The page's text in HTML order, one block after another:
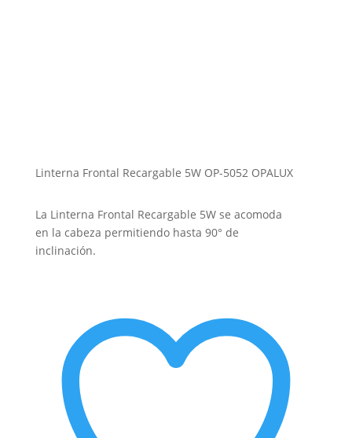
Linterna Frontal Recargable 5W OP-5052 OPALUX
La Linterna Frontal Recargable 5W se acomoda
en la cabeza permitiendo hasta 90° de
inclinación.